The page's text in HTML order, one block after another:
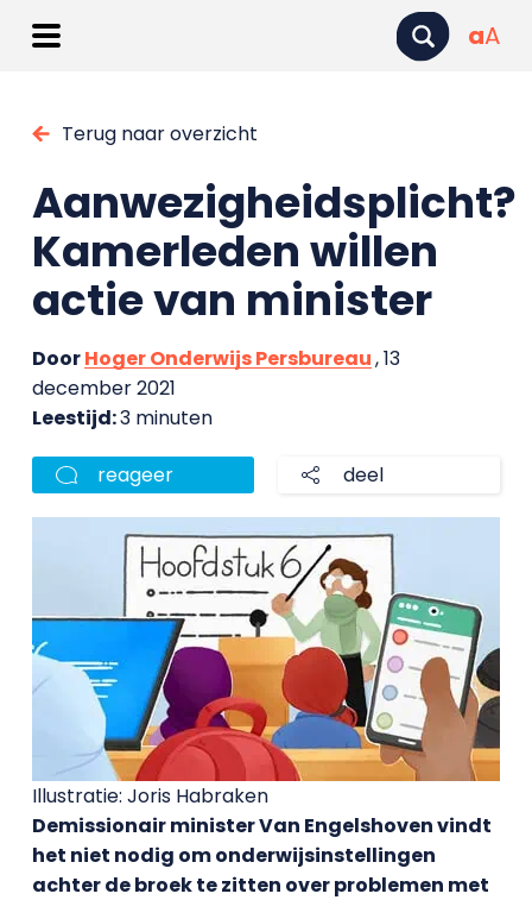
aA
Terug naar overzicht
Aanwezigheidsplicht?
Kamerleden willen
actie van minister
DoorHoger Onderwijs Persbureau, 13
december 2021
Leestijd:3 minuten
reageer deel
Illustratie: Joris Habraken
Demissionair minister Van Engelshoven vindt
het niet nodig om onderwijsinstellingen
achter de broek te zitten over problemen met